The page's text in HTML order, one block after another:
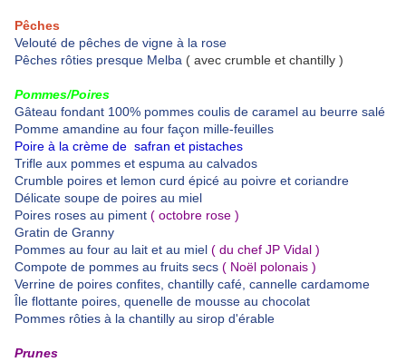
Pêches
Velouté de pêches de vigne à la rose
Pêches rôties presque Melba ( avec crumble et chantilly )
Pommes/Poires
Gâteau fondant 100% pommes coulis de caramel au beurre salé
Pomme amandine au four façon mille-feuilles
Poire à la crème de safran et pistaches
Trifle aux pommes et espuma au calvados
Crumble poires et lemon curd épicé au poivre et coriandre
Délicate soupe de poires au miel
Poires roses au piment ( octobre rose )
Gratin de Granny
Pommes au four au lait et au miel ( du chef JP Vidal )
Compote de pommes au fruits secs ( Noël polonais )
Verrine de poires confites, chantilly café, cannelle cardamome
Île flottante poires, quenelle de mousse au chocolat
Pommes rôties à la chantilly au sirop d'érable
Prunes